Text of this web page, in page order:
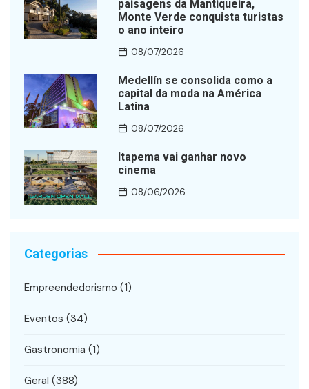
paisagens da Mantiqueira,
Monte Verde conquista turistas
o ano inteiro
08/07/2026
Medellín se consolida como a
capital da moda na América
Latina
08/07/2026
Itapema vai ganhar novo
cinema
08/06/2026
Categorias
Empreendedorismo (1)
Eventos (34)
Gastronomia (1)
Geral (388)